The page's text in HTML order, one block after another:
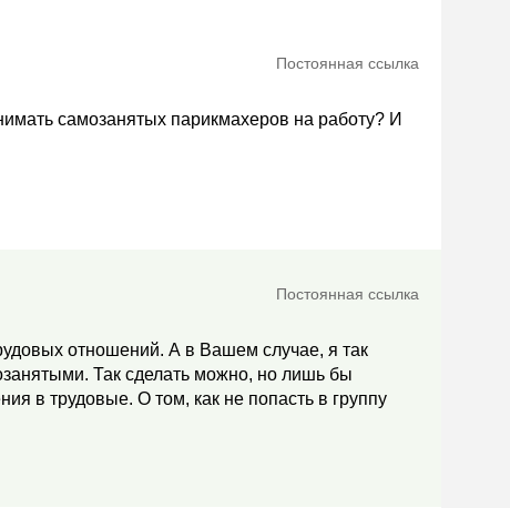
Постоянная ссылка
самозанятых парикмахеров на работу? И
Постоянная ссылка
отношений. А в Вашем случае, я так
Так сделать можно, но лишь бы
в трудовые. О том, как не попасть в группу